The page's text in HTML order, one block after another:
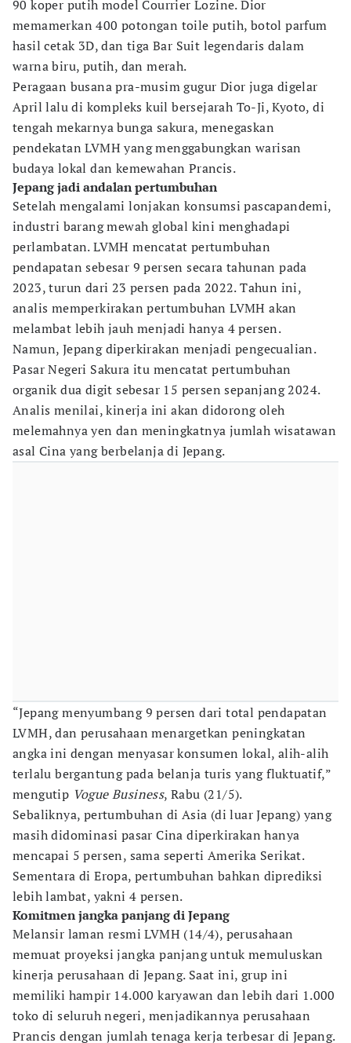
90 koper putih model Courrier Lozine. Dior
memamerkan 400 potongan toile putih, botol parfum
hasil cetak 3D, dan tiga Bar Suit legendaris dalam
warna biru, putih, dan merah.
Peragaan busana pra-musim gugur Dior juga digelar
April lalu di kompleks kuil bersejarah To-Ji, Kyoto, di
tengah mekarnya bunga sakura, menegaskan
pendekatan LVMH yang menggabungkan warisan
budaya lokal dan kemewahan Prancis.
Jepang jadi andalan pertumbuhan
Setelah mengalami lonjakan konsumsi pascapandemi,
industri barang mewah global kini menghadapi
perlambatan. LVMH mencatat pertumbuhan
pendapatan sebesar 9 persen secara tahunan pada
2023, turun dari 23 persen pada 2022. Tahun ini,
analis memperkirakan pertumbuhan LVMH akan
melambat lebih jauh menjadi hanya 4 persen.
Namun, Jepang diperkirakan menjadi pengecualian.
Pasar Negeri Sakura itu mencatat pertumbuhan
organik dua digit sebesar 15 persen sepanjang 2024.
Analis menilai, kinerja ini akan didorong oleh
melemahnya yen dan meningkatnya jumlah wisatawan
asal Cina yang berbelanja di Jepang.
“Jepang menyumbang 9 persen dari total pendapatan
LVMH, dan perusahaan menargetkan peningkatan
angka ini dengan menyasar konsumen lokal, alih-alih
terlalu bergantung pada belanja turis yang fluktuatif,”
mengutip Vogue Business, Rabu (21/5).
Sebaliknya, pertumbuhan di Asia (di luar Jepang) yang
masih didominasi pasar Cina diperkirakan hanya
mencapai 5 persen, sama seperti Amerika Serikat.
Sementara di Eropa, pertumbuhan bahkan diprediksi
lebih lambat, yakni 4 persen.
Komitmen jangka panjang di Jepang
Melansir laman resmi LVMH (14/4), perusahaan
memuat proyeksi jangka panjang untuk memuluskan
kinerja perusahaan di Jepang. Saat ini, grup ini
memiliki hampir 14.000 karyawan dan lebih dari 1.000
toko di seluruh negeri, menjadikannya perusahaan
Prancis dengan jumlah tenaga kerja terbesar di Jepang.